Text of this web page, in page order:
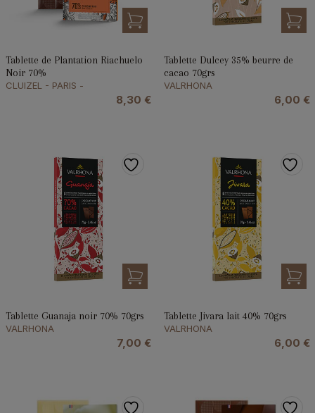
Tablette de Plantation Riachuelo
Noir 70%
CLUIZEL - PARIS -
8,30 €
Tablette Dulcey 35% beurre de
cacao 70grs
VALRHONA
6,00 €
Tablette Guanaja noir 70% 70grs
VALRHONA
7,00 €
Tablette Jivara lait 40% 70grs
VALRHONA
6,00 €